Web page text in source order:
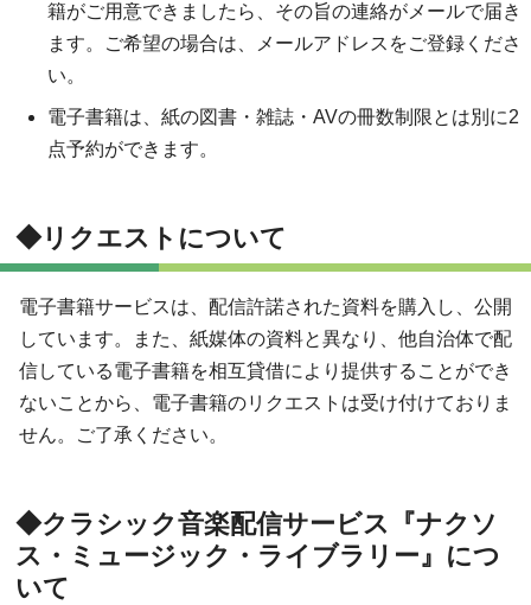
籍がご用意できましたら、その旨の連絡がメールで届き
ます。ご希望の場合は、メールアドレスをご登録くださ
い。
電子書籍は、紙の図書・雑誌・AVの冊数制限とは別に2
点予約ができます。
◆リクエストについて
電子書籍サービスは、配信許諾された資料を購入し、公開
しています。また、紙媒体の資料と異なり、他自治体で配
信している電子書籍を相互貸借により提供することができ
ないことから、電子書籍のリクエストは受け付けておりま
せん。ご了承ください。
◆クラシック音楽配信サービス『ナクソ
ス・ミュージック・ライブラリー』につ
いて